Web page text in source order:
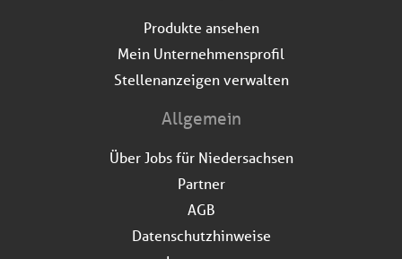
Produkte ansehen
Mein Unternehmensprofil
Stellenanzeigen verwalten
Allgemein
Über Jobs für Niedersachsen
Partner
AGB
Datenschutzhinweise